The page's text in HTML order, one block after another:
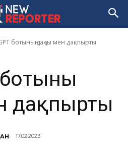
ботының даңқы мен дақпырты
даңқы мен
дақпырты
17.02.2023